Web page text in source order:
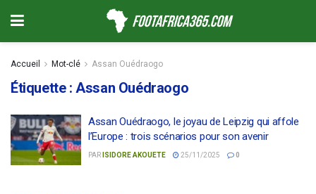
Accueil Mot-clé Assan Ouédraogo
Étiquette :Assan Ouédraogo
Assan Ouédraogo, le joyau de Leipzig qui affole
l’Europe : trois scénarios pour son avenir
PAR ISIDORE AKOUETE 25/11/2025 0